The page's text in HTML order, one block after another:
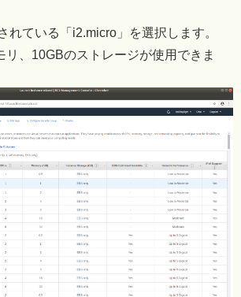
れている「i2.micro」を選択します。
リ、10GBのストレージが使用できま